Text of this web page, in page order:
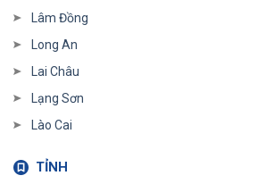
Lâm Đồng
Long An
Lai Châu
Lạng Sơn
Lào Cai
TỈNH